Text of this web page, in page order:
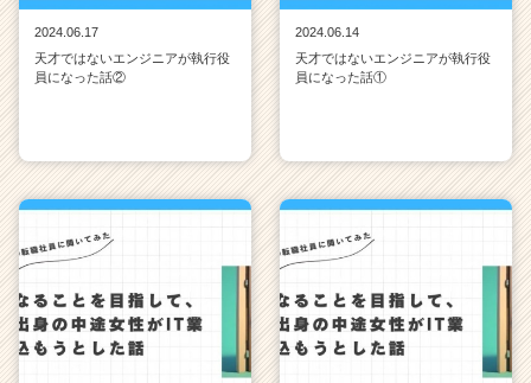
2024.06.17
天才ではないエンジニアが執行役
員になった話②
2024.06.14
天才ではないエンジニアが執行役
員になった話①